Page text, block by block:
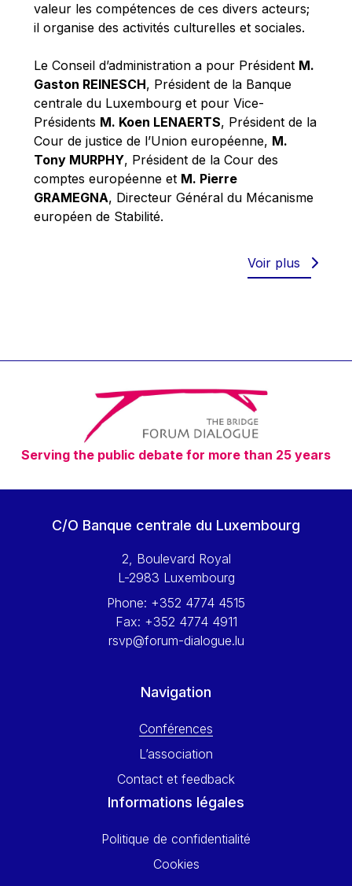
Paolo Mengozzi
Paschal Donohoe
Pat Cox
Patrizia Nanz
Philippe Maystadt
Pierre Gramegna
Richard Pelly
Robert Goebbels
Robert REYNDERS
Timothy Radcliffe
Vaclav Klaus
Vassilios Skouris
Vítor Manuel da Silva Caldeira
Viviane Reding
Walter Hagg
Wolfgang Ketterle
Yossi Beillin
Yves FRANCHET
valeur les compétences de ces divers acteurs;
il organise des activités culturelles et sociales.
Le Conseil d’administration a pour Président M.
Gaston REINESCH, Président de la Banque
centrale du Luxembourg et pour Vice-
Présidents M. Koen LENAERTS, Président de la
Cour de justice de l’Union européenne, M.
Tony MURPHY, Président de la Cour des
comptes européenne et M. Pierre
GRAMEGNA, Directeur Général du Mécanisme
européen de Stabilité.
Voir plus
Serving the public debate for more than 25 years
C/O Banque centrale du Luxembourg
2, Boulevard Royal
L-2983 Luxembourg
Phone: +352 4774 4515
Fax: +352 4774 4911
rsvp@forum-dialogue.lu
Navigation
Conférences
L’association
Contact et feedback
Informations légales
Politique de confidentialité
Cookies